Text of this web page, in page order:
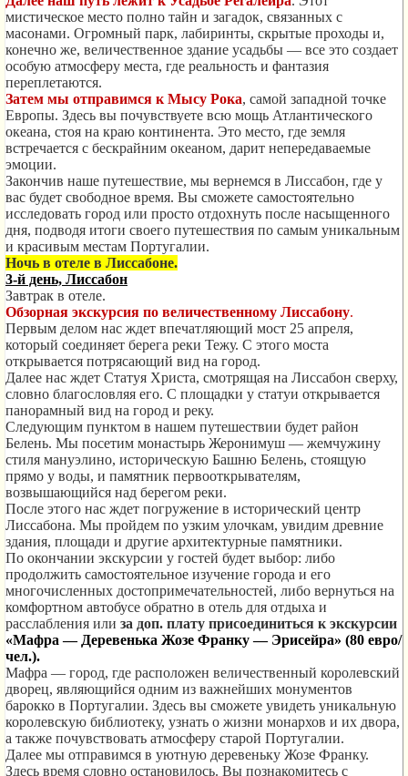
мистическое место полно тайн и загадок, связанных с
масонами. Огромный парк, лабиринты, скрытые проходы и,
конечно же, величественное здание усадьбы — все это создает
особую атмосферу места, где реальность и фантазия
переплетаются.
Затем мы отправимся к Мысу Рока, самой западной точке
Европы. Здесь вы почувствуете всю мощь Атлантического
океана, стоя на краю континента. Это место, где земля
встречается с бескрайним океаном, дарит непередаваемые
эмоции.
Закончив наше путешествие, мы вернемся в Лиссабон, где у
вас будет свободное время. Вы сможете самостоятельно
исследовать город или просто отдохнуть после насыщенного
дня, подводя итоги своего путешествия по самым уникальным
и красивым местам Португалии.
Ночь в отеле в Лиссабоне.
3-й день, Лиссабон
Завтрак в отеле.
Обзорная экскурсия по величественному Лиссабону.
Первым делом нас ждет впечатляющий мост 25 апреля,
который соединяет берега реки Тежу. С этого моста
открывается потрясающий вид на город.
Далее нас ждет Статуя Христа, смотрящая на Лиссабон сверху,
словно благословляя его. С площадки у статуи открывается
панорамный вид на город и реку.
Следующим пунктом в нашем путешествии будет район
Белень. Мы посетим монастырь Жеронимуш — жемчужину
стиля мануэлино, историческую Башню Белень, стоящую
прямо у воды, и памятник первооткрывателям,
возвышающийся над берегом реки.
После этого нас ждет погружение в исторический центр
Лиссабона. Мы пройдем по узким улочкам, увидим древние
здания, площади и другие архитектурные памятники.
По окончании экскурсии у гостей будет выбор: либо
продолжить самостоятельное изучение города и его
многочисленных достопримечательностей, либо вернуться на
комфортном автобусе обратно в отель для отдыха и
расслабления или за доп. плату присоединиться к экскурсии
«Мафра — Деревенька Жозе Франку — Эрисейра» (80 евро/
чел.).
Мафра — город, где расположен величественный королевский
дворец, являющийся одним из важнейших монументов
барокко в Португалии. Здесь вы сможете увидеть уникальную
королевскую библиотеку, узнать о жизни монархов и их двора,
а также почувствовать атмосферу старой Португалии.
Далее мы отправимся в уютную деревеньку Жозе Франку.
Здесь время словно остановилось. Вы познакомитесь с